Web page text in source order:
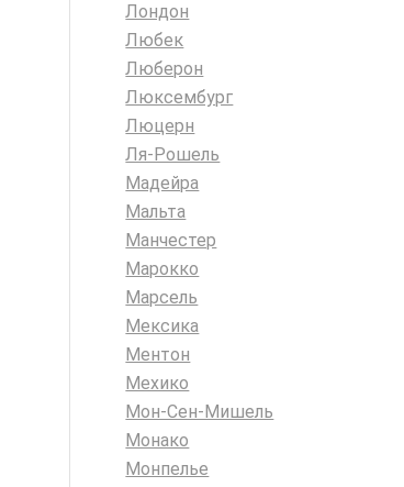
Лондон
Любек
Люберон
Люксембург
Люцерн
Ля-Рошель
Мадейра
Мальта
Манчестер
Марокко
Марсель
Мексика
Ментон
Мехико
Мон-Сен-Мишель
Монако
Монпелье